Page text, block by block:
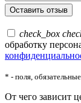
check_box
обработку
* - поля,
От чего зависит